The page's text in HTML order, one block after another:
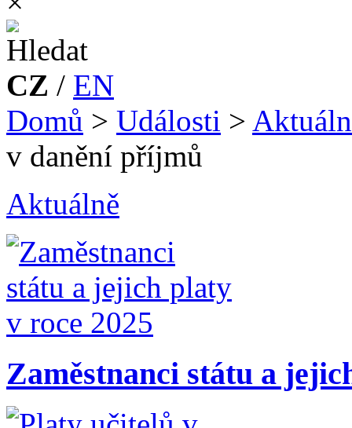
CZ / EN
Domů > Události >
v danění příjmů
Aktuálně
Zaměstnanci státu a